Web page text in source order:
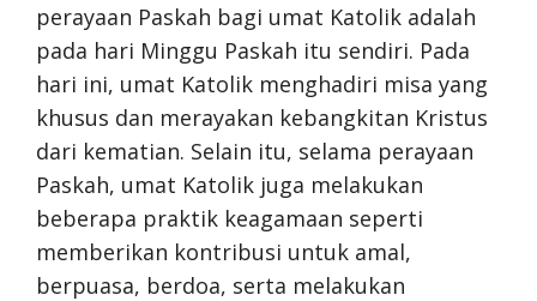
perayaan Paskah bagi umat Katolik adalah
pada hari Minggu Paskah itu sendiri. Pada
hari ini, umat Katolik menghadiri misa yang
khusus dan merayakan kebangkitan Kristus
dari kematian. Selain itu, selama perayaan
Paskah, umat Katolik juga melakukan
beberapa praktik keagamaan seperti
memberikan kontribusi untuk amal,
berpuasa, berdoa, serta melakukan